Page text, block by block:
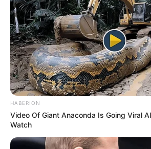
HABERION
Video Of Giant Anaconda Is Going Viral
Watch